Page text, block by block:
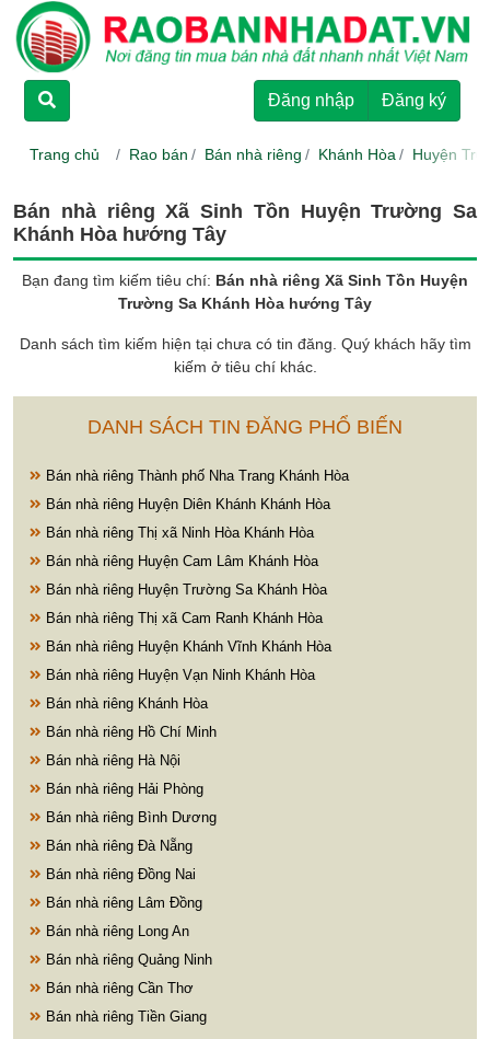
Đăng nhập Đăng ký
Trang chủ Rao bán Bán nhà riêng Khánh Hòa Huyện
Bán nhà riêng Xã Sinh Tồn Huyện Trường Sa
Khánh Hòa hướng Tây
Bạn đang tìm kiếm tiêu chí: Bán nhà riêng Xã Sinh Tồn Huyện
Trường Sa Khánh Hòa hướng Tây
Danh sách tìm kiếm hiện tại chưa có tin đăng. Quý khách hãy tìm
kiếm ở tiêu chí khác.
DANH SÁCH TIN ĐĂNG PHỔ BIẾN
Bán nhà riêng Thành phố Nha Trang Khánh Hòa
Bán nhà riêng Huyện Diên Khánh Khánh Hòa
Bán nhà riêng Thị xã Ninh Hòa Khánh Hòa
Bán nhà riêng Huyện Cam Lâm Khánh Hòa
Bán nhà riêng Huyện Trường Sa Khánh Hòa
Bán nhà riêng Thị xã Cam Ranh Khánh Hòa
Bán nhà riêng Huyện Khánh Vĩnh Khánh Hòa
Bán nhà riêng Huyện Vạn Ninh Khánh Hòa
Bán nhà riêng Khánh Hòa
Bán nhà riêng Hồ Chí Minh
Bán nhà riêng Hà Nội
Bán nhà riêng Hải Phòng
Bán nhà riêng Bình Dương
Bán nhà riêng Đà Nẵng
Bán nhà riêng Đồng Nai
Bán nhà riêng Lâm Đồng
Bán nhà riêng Long An
Bán nhà riêng Quảng Ninh
Bán nhà riêng Cần Thơ
Bán nhà riêng Tiền Giang
TRANG CHỦ
CHO THUÊ
LIÊN HỆ